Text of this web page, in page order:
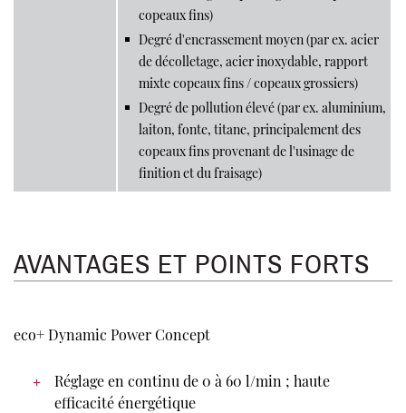
copeaux fins)
Degré d'encrassement moyen (par ex. acier
de décolletage, acier inoxydable, rapport
mixte copeaux fins / copeaux grossiers)
Degré de pollution élevé (par ex. aluminium,
laiton, fonte, titane, principalement des
copeaux fins provenant de l'usinage de
finition et du fraisage)
AVANTAGES ET POINTS FORTS
eco+ Dynamic Power Concept
Réglage en continu de 0 à 60 l/min ; haute
efficacité énergétique